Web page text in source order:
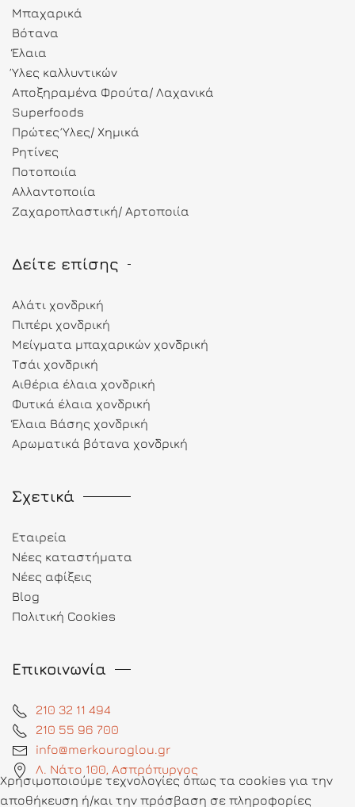
Μπαχαρικά
Βότανα
Έλαια
Ύλες καλλυντικών
Αποξηραμένα Φρούτα/ Λαχανικά
Superfoods
Πρώτες Ύλες/ Χημικά
Ρητίνες
Ποτοποιία
Αλλαντοποιία
Ζαχαροπλαστική/ Αρτοποιία
Δείτε επίσης
Αλάτι χονδρική
Πιπέρι χονδρική
Μείγματα μπαχαρικών χονδρική
Τσάι χονδρική
Αιθέρια έλαια χονδρική
Φυτικά έλαια χονδρική
Έλαια Βάσης χονδρική
Αρωματικά βότανα χονδρική
Σχετικά
Εταιρεία
Νέες καταστήματα
Νέες αφίξεις
Blog
Πολιτική Cookies
Επικοινωνία
210 32 11 494
210 55 96 700
info@merkouroglou.gr
Λ. Νάτο 100, Ασπρόπυργος
Χρησιμοποιούμε τεχνολογίες όπως τα cookies για την
αποθήκευση ή/και την πρόσβαση σε πληροφορίες